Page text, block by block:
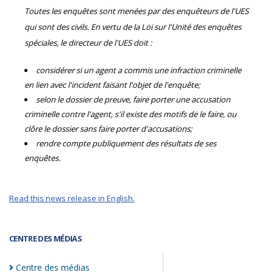
CENTRE DES MÉDIAS
Centre des médias
Toutes les enquêtes sont menées par des enquêteurs de l'UES
qui sont des civils. En vertu de la Loi sur l'Unité des enquêtes
spéciales, le directeur de l'UES doit :
considérer si un agent a commis une infraction criminelle
en lien avec l'incident faisant l'objet de l'enquête;
selon le dossier de preuve, faire porter une accusation
criminelle contre l'agent, s'il existe des motifs de le faire, ou
clôre le dossier sans faire porter d'accusations;
rendre compte publiquement des résultats de ses
enquêtes.
Read this news release in English.